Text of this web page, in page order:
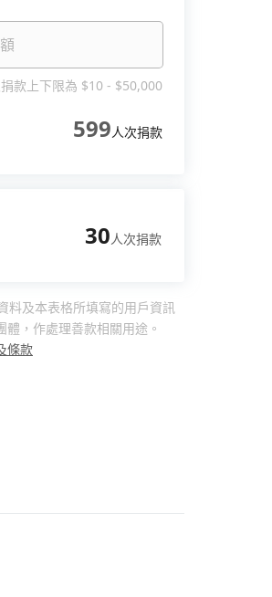
款上下限為 $10 - $50,000
599人次捐款
30人次捐款
料及本表格所填寫的用戶資訊
，作處理善款相關用途。
條款